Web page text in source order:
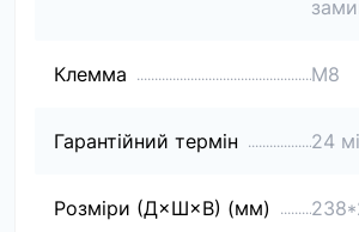
Клемма М8
Гарантійний термін 24
Розміри (Д×Ш×В) (мм)